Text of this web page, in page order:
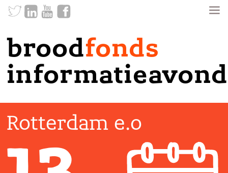
broodfonds
informatieavond
Rotterdam e.o